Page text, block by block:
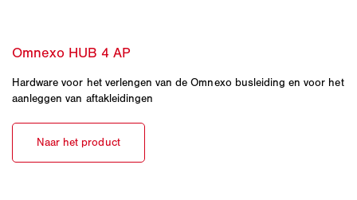
Hardware voor het verlengen van de Omnexo busleiding en voor het
aanleggen van aftakleidingen